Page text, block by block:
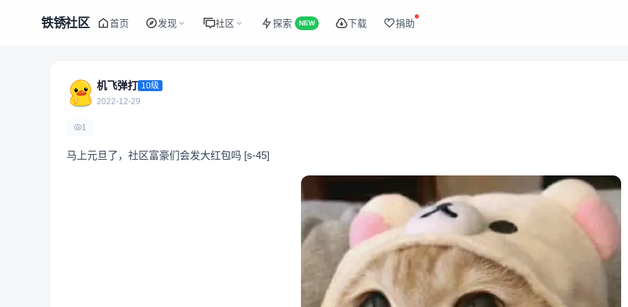
铁锈社区 首页 发现 社区 探索 NEW 下载 捐助
机飞弹打 10级
2022-12-29
1
马上元旦了，社区富豪们会发大红包吗 [s-45]